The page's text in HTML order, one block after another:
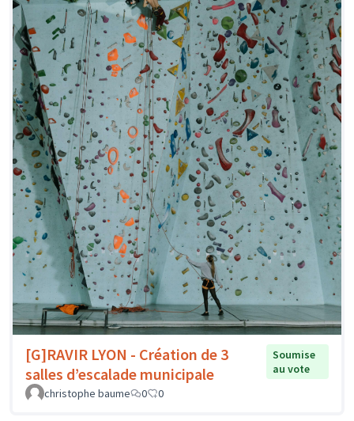
[G]RAVIR LYON - Création de 3
salles d’escalade municipale
Soumise
au vote
christophe baume
0 0